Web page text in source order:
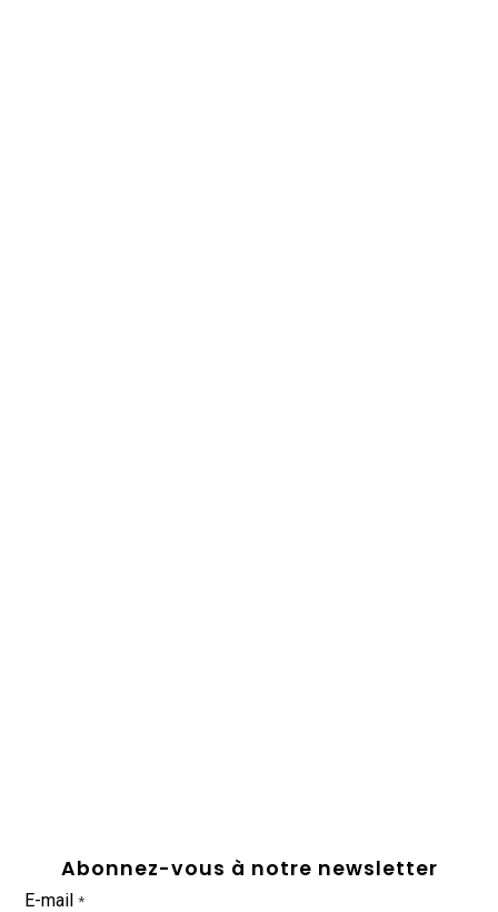
Abonnez-vous à notre newsletter
E-mail*